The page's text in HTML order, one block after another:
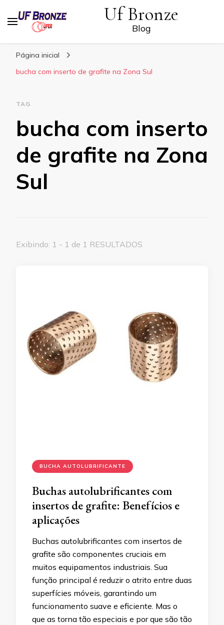
Uf Bronze
Blog
Página inicial
bucha com inserto de grafite na Zona Sul
TAG
bucha com inserto
de grafite na Zona
Sul
Exibindo: 1 - 1 de 1 RESULTADOS
BUCHA AUTOLUBRIFICANTE
Buchas autolubrificantes com
insertos de grafite: Benefícios e
aplicações
Buchas autolubrificantes com insertos de
grafite são componentes cruciais em
muitos equipamentos industriais. Sua
função principal é reduzir o atrito entre duas
superfícies móveis, garantindo um
funcionamento suave e eficiente. Mas o
que as torna tão especiais e por que são tão